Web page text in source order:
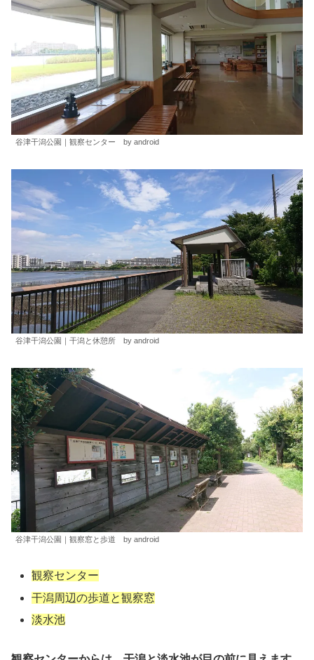
谷津干潟公園｜観察センター by android
谷津干潟公園｜干潟と休憩所 by android
谷津干潟公園｜観察窓と歩道 by android
観察センター
干潟周辺の歩道と観察窓
淡水池